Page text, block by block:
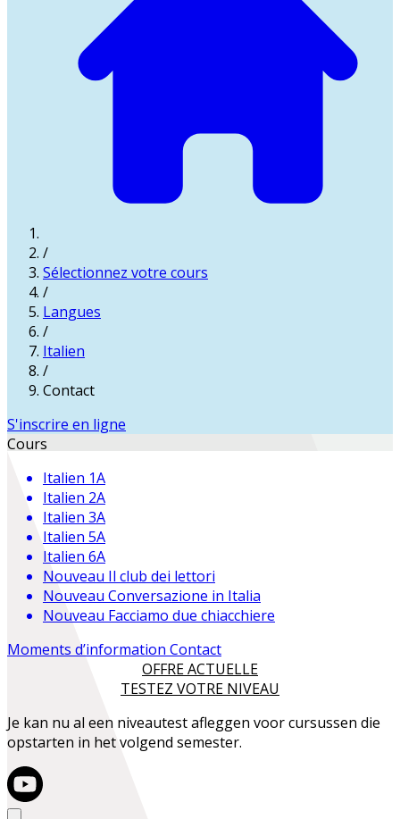
/
Sélectionnez votre cours
/
Langues
/
Italien
/
Contact
S'inscrire en ligne
Cours
Italien 1A
Italien 2A
Italien 3A
Italien 5A
Italien 6A
Nouveau Il club dei lettori
Nouveau Conversazione in Italia
Nouveau Facciamo due chiacchiere
Moments d’information Contact
OFFRE ACTUELLE
TESTEZ VOTRE NIVEAU
Je kan nu al een niveautest afleggen voor cursussen die
opstarten in het volgend semester.